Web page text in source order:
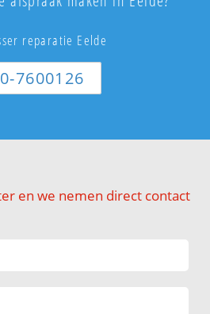
reparatie Eelde
7600126
en we nemen direct contact